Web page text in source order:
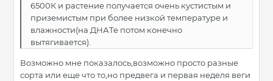
6500К и растение получается очень кустистым и
приземистым при более низкой температуре и
влажности(на ДНАТе потом конечно
вытягивается).
Возможно мне показалось,возможно просто разные
сорта или еще что то,но предвега и первая неделя веги